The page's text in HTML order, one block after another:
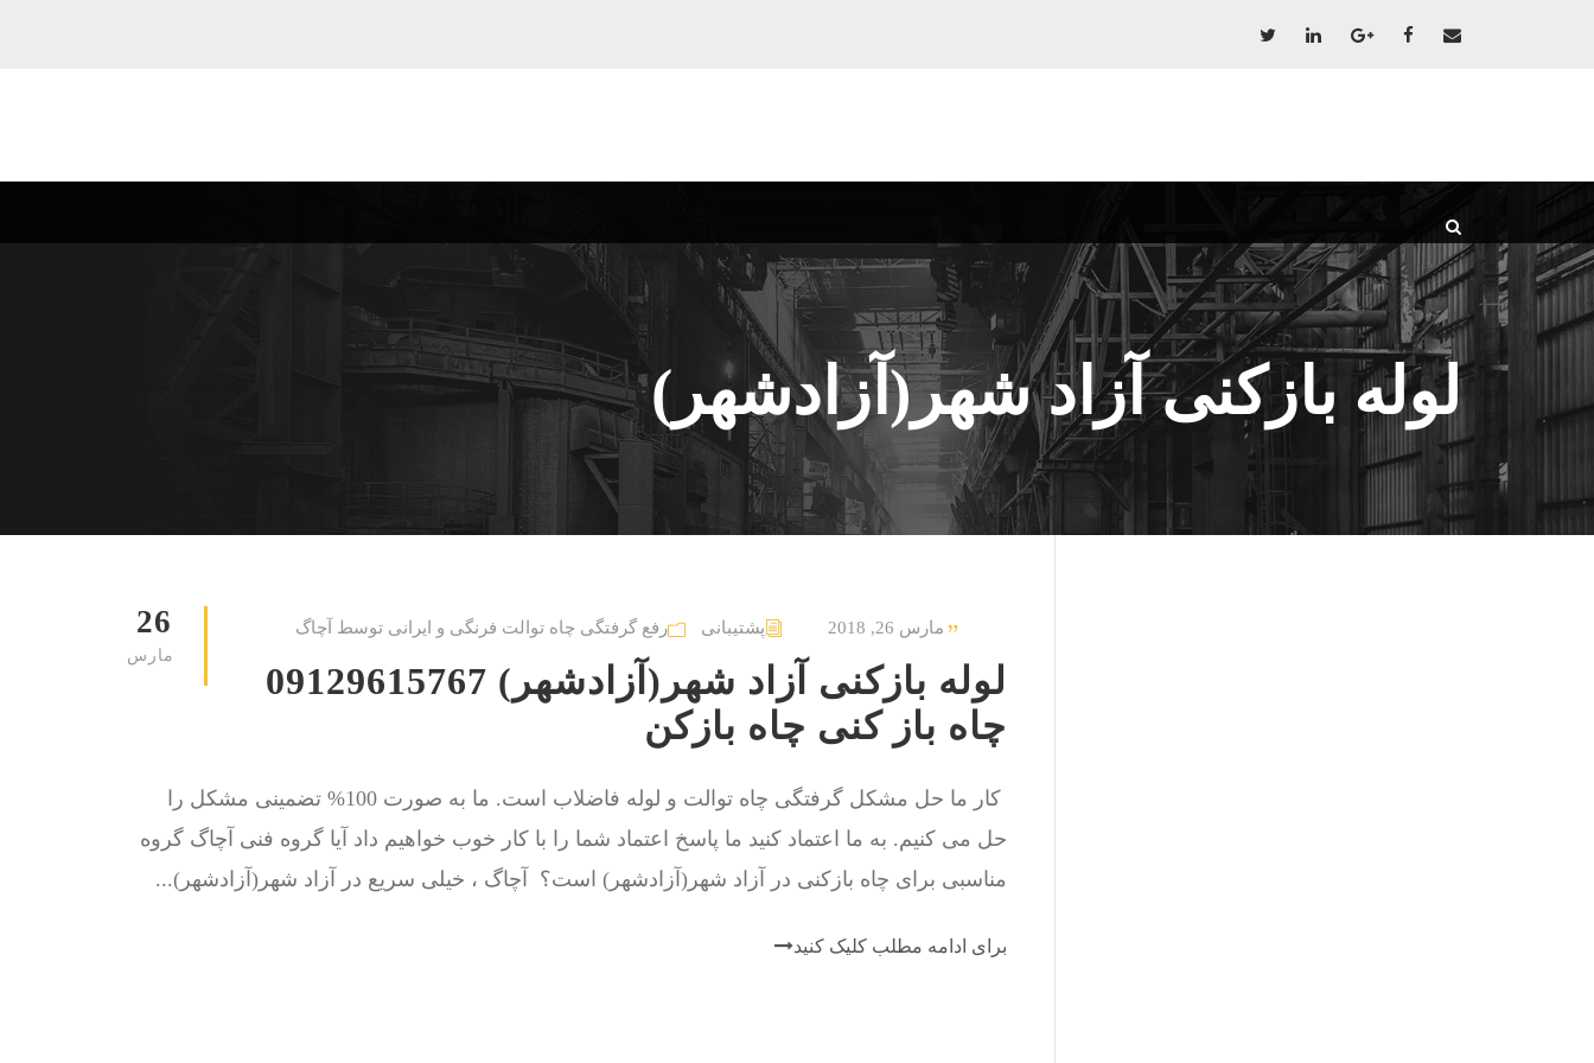
لوله بازکنی آزاد شهر(آزادشهر)
26
مارس
مارس 26, 2018 پشتیبانی رفع گرفتگی چاه توالت فرنگی و ایرانی توسط آچاگ
لوله بازکنی آزاد شهر(آزادشهر) 09129615767
چاه باز کنی چاه بازکن
کار ما حل مشکل گرفتگی چاه توالت و لوله فاضلاب است. ما به صورت 100% تضمینی مشکل را
حل می کنیم. به ما اعتماد کنید ما پاسخ اعتماد شما را با کار خوب خواهیم داد آیا گروه فنی آچاگ گروه
مناسبی برای چاه بازکنی در آزاد شهر(آزادشهر) است؟ آچاگ ، خیلی سریع در آزاد شهر(آزادشهر)...
برای ادامه مطلب کلیک کنید